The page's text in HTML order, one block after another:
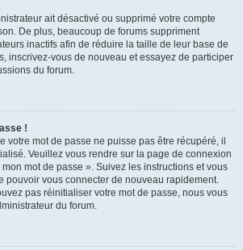
ait désactivé ou supprimé votre compte
De plus, beaucoup de forums suppriment
inactifs afin de réduire la taille de leur base de
inscrivez-vous de nouveau et essayez de participer
du forum.
!
votre mot de passe ne puisse pas être récupéré, il
Veuillez vous rendre sur la page de connexion
mot de passe ». Suivez les instructions et vous
pouvoir vous connecter de nouveau rapidement.
pas réinitialiser votre mot de passe, nous vous
du forum.